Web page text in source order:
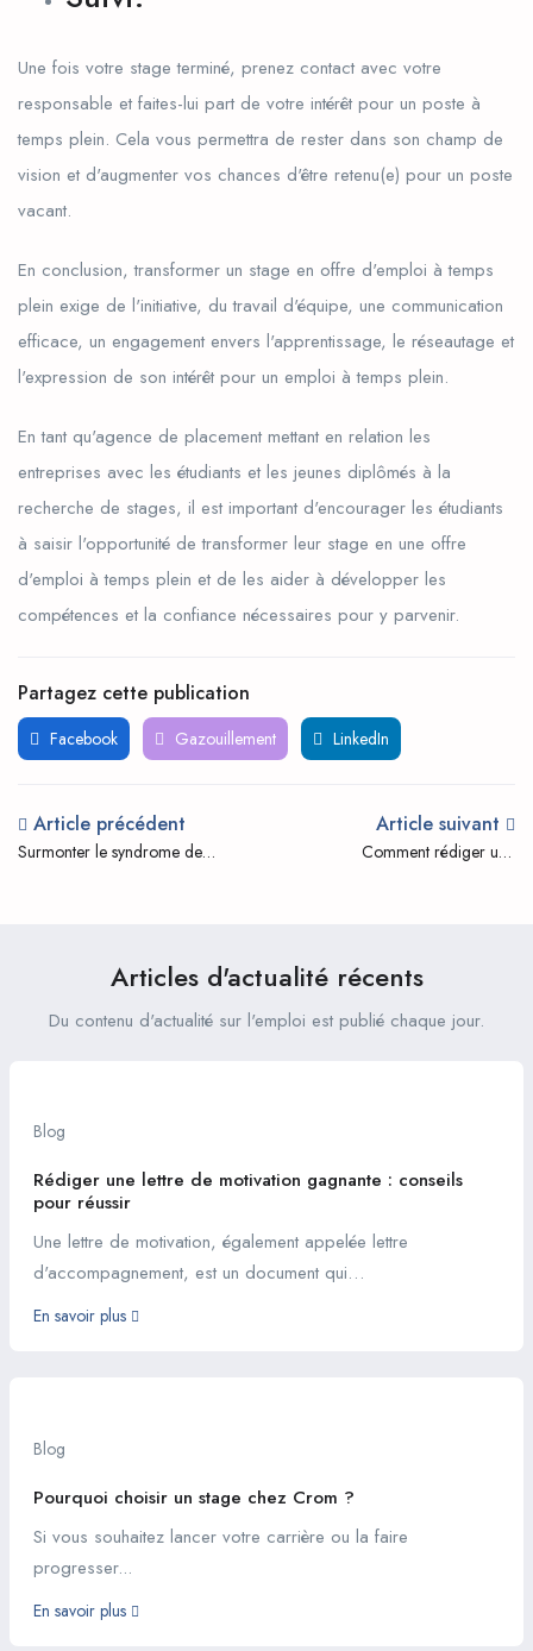
Une fois votre stage terminé, prenez contact avec votre
responsable et faites-lui part de votre intérêt pour un poste à
temps plein. Cela vous permettra de rester dans son champ de
vision et d'augmenter vos chances d'être retenu(e) pour un poste
vacant.
En conclusion, transformer un stage en offre d'emploi à temps
plein exige de l'initiative, du travail d'équipe, une communication
efficace, un engagement envers l'apprentissage, le réseautage et
l'expression de son intérêt pour un emploi à temps plein.
En tant qu'agence de placement mettant en relation les
entreprises avec les étudiants et les jeunes diplômés à la
recherche de stages, il est important d'encourager les étudiants
à saisir l'opportunité de transformer leur stage en une offre
d'emploi à temps plein et de les aider à développer les
compétences et la confiance nécessaires pour y parvenir.
Partagez cette publication
Facebook Gazouillement LinkedIn
Article précédent
Surmonter le syndrome de
Article suivant
Comment rédiger une
Articles d'actualité récents
Du contenu d'actualité sur l'emploi est publié chaque jour.
Blog
Rédiger une lettre de motivation gagnante : conseils
pour réussir
Une lettre de motivation, également appelée lettre
d'accompagnement, est un document qui…
En savoir plus
Blog
Pourquoi choisir un stage chez Crom ?
Si vous souhaitez lancer votre carrière ou la faire
progresser...
En savoir plus